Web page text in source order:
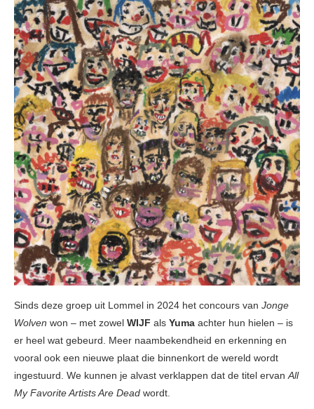
Sinds deze groep uit Lommel in 2024 het concours van Jonge
Wolven won – met zowel WIJF als Yuma achter hun hielen – is
er heel wat gebeurd. Meer naambekendheid en erkenning en
vooral ook een nieuwe plaat die binnenkort de wereld wordt
ingestuurd. We kunnen je alvast verklappen dat de titel ervanAll
My Favorite Artists Are Dead wordt.